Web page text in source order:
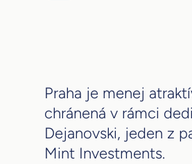
Praha je menej
chránená v rámci
Dejanovski, jeden z
Mint Investments.